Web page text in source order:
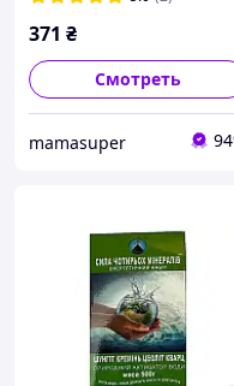
371 ₴
Смотреть
mamasuper